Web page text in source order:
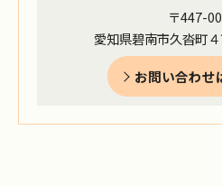
〒447-
愛知県碧南市久沓町
お問い合わせ